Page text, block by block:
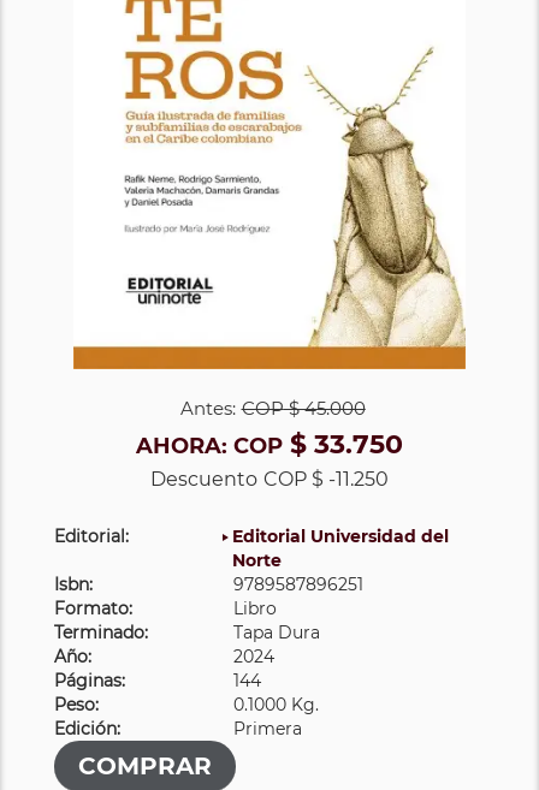
Antes: COP$ 45.000
AHORA: COP $ 33.750
Descuento COP $ -11.250
Editorial:
Editorial Universidad del
Norte
Isbn:
9789587896251
Formato:
Libro
Terminado:
Tapa Dura
Año:
2024
Páginas:
144
Peso:
0.1000 Kg.
Edición:
Primera